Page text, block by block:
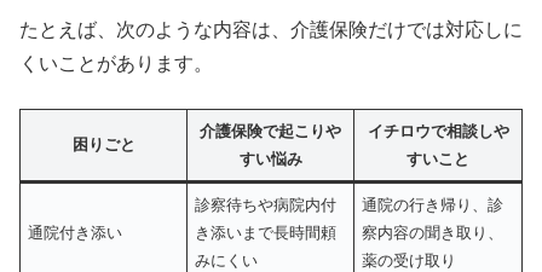
たとえば、次のような内容は、介護保険だけでは対応しに
くいことがあります。
困りごと
介護保険で起こりや
すい悩み
イチロウで相談しや
すいこと
通院付き添い
診察待ちや病院内付
き添いまで長時間頼
みにくい
通院の行き帰り、診
察内容の聞き取り、
薬の受け取り